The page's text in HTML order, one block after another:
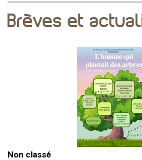
Brèves et
Non classé